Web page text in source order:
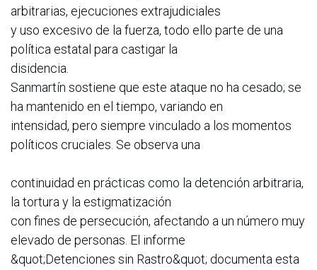
arbitrarias, ejecuciones extrajudiciales
y uso excesivo de la fuerza, todo ello parte de una
política estatal para castigar la
disidencia.
Sanmartín sostiene que este ataque no ha cesado; se
ha mantenido en el tiempo, variando en
intensidad, pero siempre vinculado a los momentos
políticos cruciales. Se observa una
continuidad en prácticas como la detención arbitraria,
la tortura y la estigmatización
con fines de persecución, afectando a un número muy
elevado de personas. El informe
&quot;Detenciones sin Rastro&quot; documenta esta